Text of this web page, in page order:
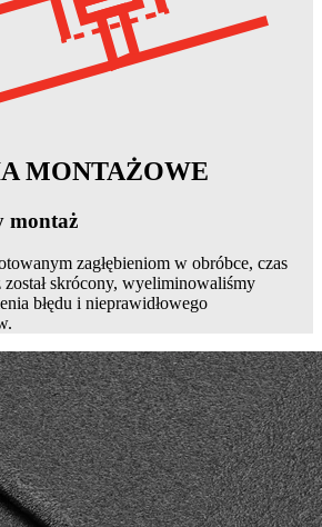
MONTAŻOWE
montaż
zagłębieniom w obróbce, czas
skrócony, wyeliminowaliśmy
błędu i nieprawidłowego